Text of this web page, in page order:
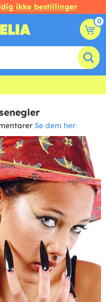
ikke bestillinger
0
Se dem her